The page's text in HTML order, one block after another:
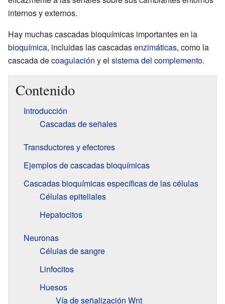
internos y externos.
Hay muchas cascadas bioquímicas importantes en la
bioquímica, incluidas las cascadasenzimáticas, como la
cascada decoagulación y el sistema del complemento.
Contenido
Introducción
Cascadas de señales
Transductores y efectores
Ejemplos de cascadas bioquímicas
Cascadas bioquímicas específicas de las células
Células epiteliales
Hepatocitos
Neuronas
Células de sangre
Linfocitos
Huesos
Vía de señalización Wnt